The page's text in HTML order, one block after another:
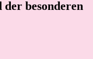
besonderen